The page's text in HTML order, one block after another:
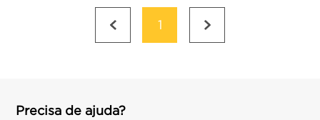
1
Precisa de ajuda?